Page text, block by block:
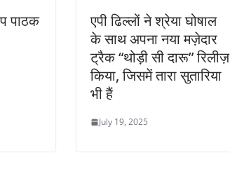
पाठक
एपी ढिल्लों ने श्रेया घोषाल
के साथ अपना नया मज़ेदार
ट्रैक “थोड़ी सी दारू” रिलीज़
किया, जिसमें तारा सुतारिया
भी हैं
July 19, 2025